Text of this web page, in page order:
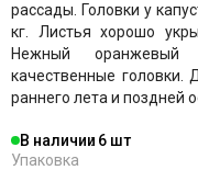
рассады. Головки у
кг. Листья хорошо
Нежный оранжевый
качественные
раннего лета и поздней
В наличии 6
Упаковка